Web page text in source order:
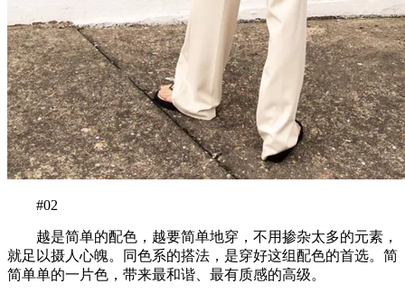
#02
越是简单的配色，越要简单地穿，不用掺杂太多的元素，
就足以摄人心魄。同色系的搭法，是穿好这组配色的首选。简
简单单的一片色，带来最和谐、最有质感的高级。